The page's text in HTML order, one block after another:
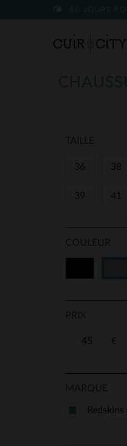
90 JOURS
TAILLE
36 38
39 41
COULEUR
PRIX
€
MARQUE
Redskins